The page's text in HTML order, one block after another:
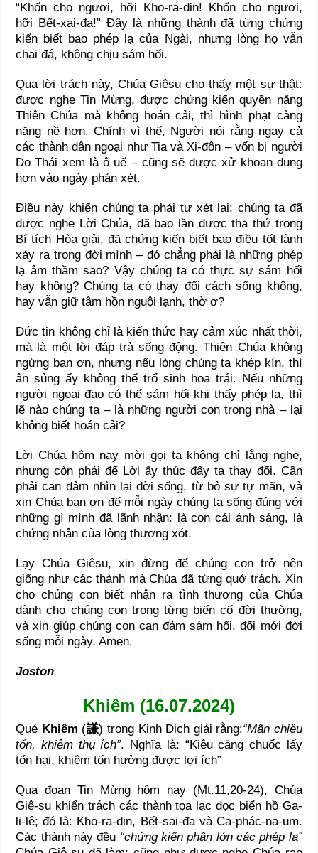
“Khốn cho ngươi, hỡi Kho-ra-din! Khốn cho ngươi,
hỡi Bết-xai-đa!” Đây là những thành đã từng chứng
kiến biết bao phép lạ của Ngài, nhưng lòng họ vẫn
chai đá, không chịu sám hối.
Qua lời trách này, Chúa Giêsu cho thấy một sự thật:
được nghe Tin Mừng, được chứng kiến quyền năng
Thiên Chúa mà không hoán cải, thì hình phạt càng
nặng nề hơn. Chính vì thế, Người nói rằng ngay cả
các thành dân ngoại như Tia và Xi-đôn – vốn bị người
Do Thái xem là ô uế – cũng sẽ được xử khoan dung
hơn vào ngày phán xét.
Điều này khiến chúng ta phải tự xét lại: chúng ta đã
được nghe Lời Chúa, đã bao lần được tha thứ trong
Bí tích Hòa giải, đã chứng kiến biết bao điều tốt lành
xảy ra trong đời mình – đó chẳng phải là những phép
lạ âm thầm sao? Vậy chúng ta có thực sự sám hối
hay không? Chúng ta có thay đổi cách sống không,
hay vẫn giữ tâm hồn nguội lạnh, thờ ơ?
Đức tin không chỉ là kiến thức hay cảm xúc nhất thời,
mà là một lời đáp trả sống động. Thiên Chúa không
ngừng ban ơn, nhưng nếu lòng chúng ta khép kín, thì
ân sủng ấy không thể trổ sinh hoa trái. Nếu những
người ngoại đạo có thể sám hối khi thấy phép lạ, thì
lẽ nào chúng ta – là những người con trong nhà – lại
không biết hoán cải?
Lời Chúa hôm nay mời gọi ta không chỉ lắng nghe,
nhưng còn phải để Lời ấy thúc đẩy ta thay đổi. Cần
phải can đảm nhìn lại đời sống, từ bỏ sự tự mãn, và
xin Chúa ban ơn để mỗi ngày chúng ta sống đúng với
những gì mình đã lãnh nhận: là con cái ánh sáng, là
chứng nhân của lòng thương xót.
Lạy Chúa Giêsu, xin đừng để chúng con trở nên
giống như các thành mà Chúa đã từng quở trách. Xin
cho chúng con biết nhận ra tình thương của Chúa
dành cho chúng con trong từng biến cố đời thường,
và xin giúp chúng con can đảm sám hối, đổi mới đời
sống mỗi ngày. Amen.
Joston
Khiêm (16.07.2024)
Quẻ Khiêm (謙) trong Kinh Dịch giải rằng:“Mãn chiêu
tổn, khiêm thụ ích”. Nghĩa là: “Kiêu căng chuốc lấy
tổn hại, khiêm tốn hưởng được lợi ích”
Qua đoạn Tin Mừng hôm nay (Mt.11,20-24), Chúa
Giê-su khiển trách các thành tọa lạc dọc biển hồ Ga-
li-lê; đó là: Kho-ra-din, Bết-sai-đa và Ca-phác-na-um.
Các thành này đều “chứng kiến phần lớn các phép lạ”